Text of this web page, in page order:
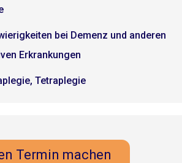
bei Demenz und anderen
Erkrankungen
Tetraplegie
Termin machen